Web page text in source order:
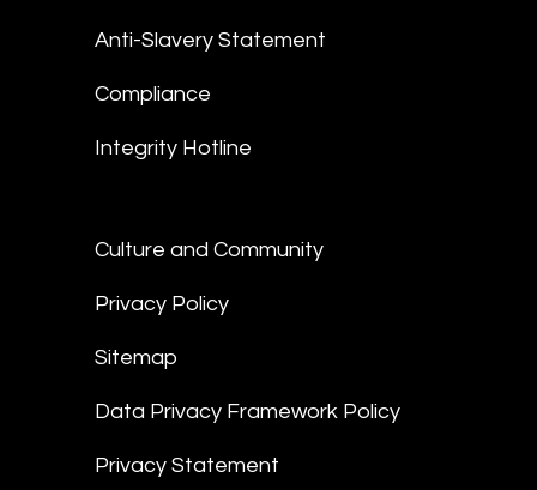
Anti-Slavery Statement
Compliance
Integrity Hotline
Culture and Community
Privacy Policy
Sitemap
Data Privacy Framework Policy
Privacy Statement